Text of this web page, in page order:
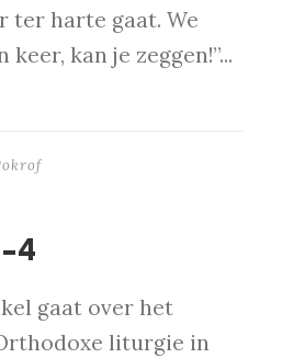
ter harte gaat. We
kan je zeggen!”...
4
gaat over het
liturgie in